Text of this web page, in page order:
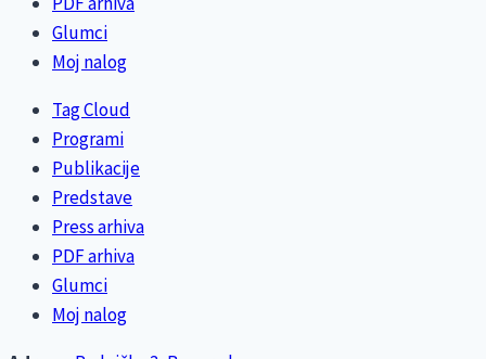
Glumci
Moj nalog
Tag Cloud
Programi
Publikacije
Predstave
Press arhiva
PDF arhiva
Glumci
Moj nalog